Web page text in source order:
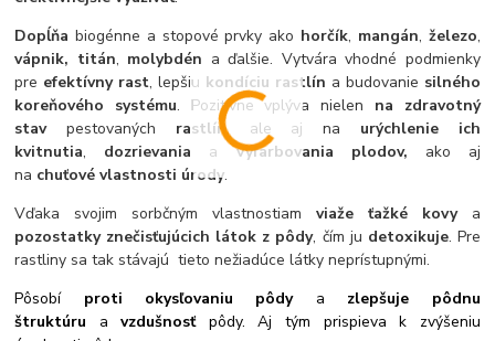
Dopĺňa biogénne a stopové prvky ako horčík, mangán, železo,
vápnik, titán, molybdén a ďalšie. Vytvára vhodné podmienky
pre efektívny rast, lepšiu kondíciu rastlín a budovanie silného
koreňového systému. Pozitívne vplýva nielen na zdravotný
stavpestovaných rastlín, ale aj na urýchlenie ich
kvitnutia, dozrievania avyfarbovania plodov, ako aj
na chuťové vlastnosti úrody.
Vďaka svojim sorbčným vlastnostiam viaže ťažké kovya
pozostatky znečisťujúcich látok z pôdy, čím ju detoxikuje. Pre
rastliny sa tak stávajú tieto nežiadúce látky neprístupnými.
Pôsobí proti okysľovaniu pôdya zlepšuje pôdnu
štruktúru avzdušnosť pôdy. Aj tým prispieva k zvýšeniu